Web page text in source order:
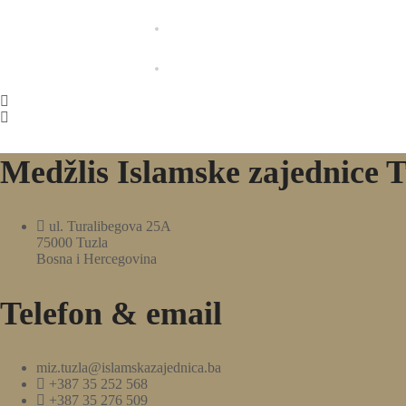
Medžlis Islamske zajednice
ul. Turalibegova 25A
75000 Tuzla
Bosna i Hercegovina
Telefon & email
miz.tuzla@islamskazajednica.ba
+387 35 252 568
+387 35 276 509